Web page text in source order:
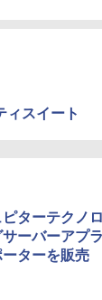
ィスイート
ピターテクノ
サーバーアプ
ーターを販売